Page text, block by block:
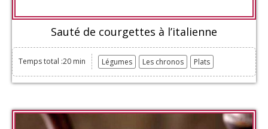
Sauté de courgettes à l’italienne
Temps total :20 min Légumes Les chronos Plats